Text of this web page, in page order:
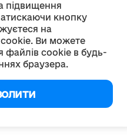
підвищення
кнопку
на
Ви можете
файлів cookie в будь-
браузера.